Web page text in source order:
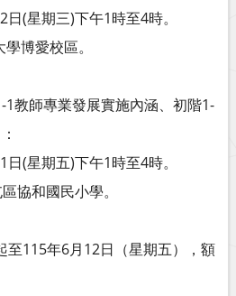
(星期三)下午1時至4時。
博愛校區。
教師專業發展實施內涵、初階1-
(星期五)下午1時至4時。
協和國民小學。
115年6月12日（星期五），額